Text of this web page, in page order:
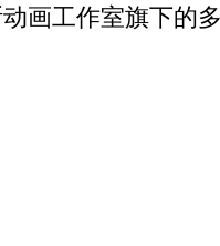
画工作室旗下的